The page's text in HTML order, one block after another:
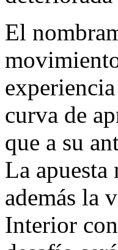
El
curva de
que a su
La apuesta
además la
Interior